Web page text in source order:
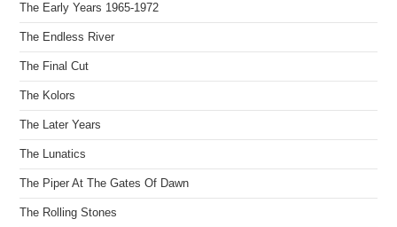
The Early Years 1965-1972
The Endless River
The Final Cut
The Kolors
The Later Years
The Lunatics
The Piper At The Gates Of Dawn
The Rolling Stones